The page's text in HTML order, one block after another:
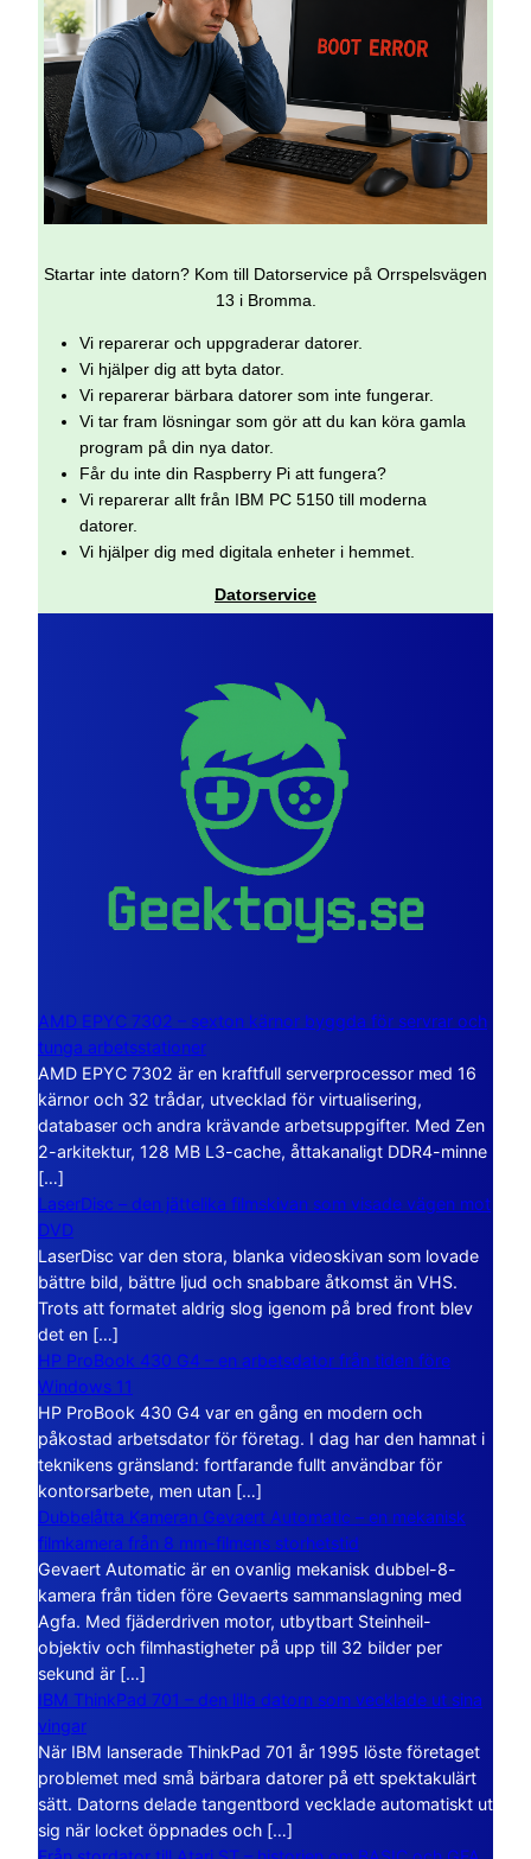
Startar inte datorn? Kom till Datorservice på Orrspelsvägen
13 i Bromma.
Vi reparerar och uppgraderar datorer.
Vi hjälper dig att byta dator.
Vi reparerar bärbara datorer som inte fungerar.
Vi tar fram lösningar som gör att du kan köra gamla
program på din nya dator.
Får du inte din Raspberry Pi att fungera?
Vi reparerar allt från IBM PC 5150 till moderna
datorer.
Vi hjälper dig med digitala enheter i hemmet.
Datorservice
AMD EPYC 7302 – sexton kärnor byggda för servrar och
tunga arbetsstationer
AMD EPYC 7302 är en kraftfull serverprocessor med 16
kärnor och 32 trådar, utvecklad för virtualisering,
databaser och andra krävande arbetsuppgifter. Med Zen
2-arkitektur, 128 MB L3-cache, åttakanaligt DDR4-minne
[…]
LaserDisc – den jättelika filmskivan som visade vägen mot
DVD
LaserDisc var den stora, blanka videoskivan som lovade
bättre bild, bättre ljud och snabbare åtkomst än VHS.
Trots att formatet aldrig slog igenom på bred front blev
det en […]
HP ProBook 430 G4 – en arbetsdator från tiden före
Windows 11
HP ProBook 430 G4 var en gång en modern och
påkostad arbetsdator för företag. I dag har den hamnat i
teknikens gränsland: fortfarande fullt användbar för
kontorsarbete, men utan […]
Dubbelåtta Kameran Gevaert Automatic – en mekanisk
filmkamera från 8 mm-filmens storhetstid
Gevaert Automatic är en ovanlig mekanisk dubbel-8-
kamera från tiden före Gevaerts sammanslagning med
Agfa. Med fjäderdriven motor, utbytbart Steinheil-
objektiv och filmhastigheter på upp till 32 bilder per
sekund är […]
IBM ThinkPad 701 – den lilla datorn som vecklade ut sina
vingar
När IBM lanserade ThinkPad 701 år 1995 löste företaget
problemet med små bärbara datorer på ett spektakulärt
sätt. Datorns delade tangentbord vecklade automatiskt ut
sig när locket öppnades och […]